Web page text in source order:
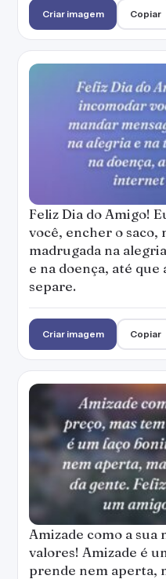
Criar imagem Copiar
Feliz Dia do Amigo!
você, encher o saco,
madrugada na
e na doença, até
separe.
Criar imagem Copiar
Amizade como a sua
valores! Amizade é
prende nem aperta,